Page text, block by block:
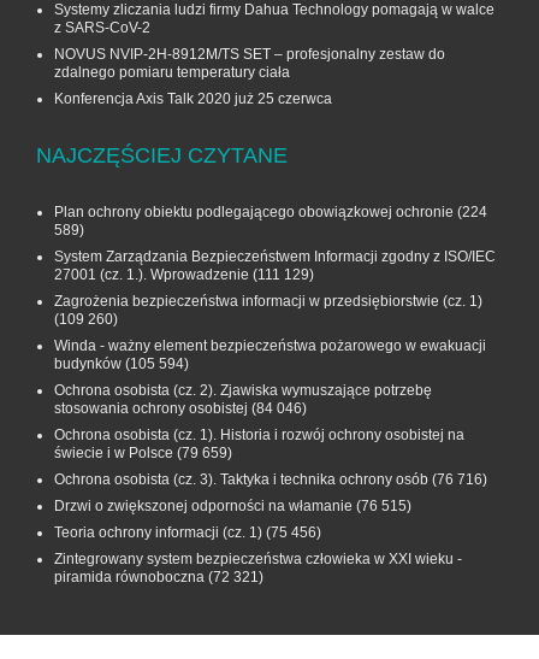
Systemy zliczania ludzi firmy Dahua Technology pomagają w walce
z SARS-CoV-2
NOVUS NVIP-2H-8912M/TS SET – profesjonalny zestaw do
zdalnego pomiaru temperatury ciała
Konferencja Axis Talk 2020 już 25 czerwca
NAJCZĘŚCIEJ CZYTANE
Plan ochrony obiektu podlegającego obowiązkowej ochronie (224
589)
System Zarządzania Bezpieczeństwem Informacji zgodny z ISO/IEC
27001 (cz. 1.). Wprowadzenie (111 129)
Zagrożenia bezpieczeństwa informacji w przedsiębiorstwie (cz. 1)
(109 260)
Winda - ważny element bezpieczeństwa pożarowego w ewakuacji
budynków (105 594)
Ochrona osobista (cz. 2). Zjawiska wymuszające potrzebę
stosowania ochrony osobistej (84 046)
Ochrona osobista (cz. 1). Historia i rozwój ochrony osobistej na
świecie i w Polsce (79 659)
Ochrona osobista (cz. 3). Taktyka i technika ochrony osób (76 716)
Drzwi o zwiększonej odporności na włamanie (76 515)
Teoria ochrony informacji (cz. 1) (75 456)
Zintegrowany system bezpieczeństwa człowieka w XXI wieku -
piramida równoboczna (72 321)